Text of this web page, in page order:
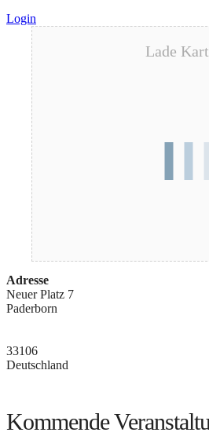
Login
Lade
Adresse
Neuer Platz 7
Paderborn
33106
Deutschland
Kommende